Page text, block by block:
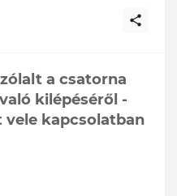
a csatorna
kilépéséről -
vele kapcsolatban